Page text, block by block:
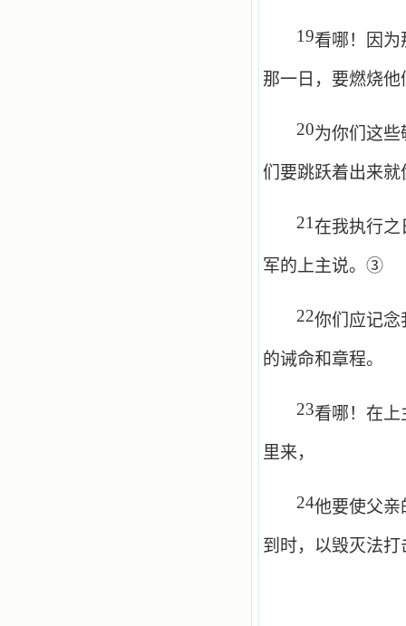
19看哪！因
那一日，要燃烧
20为你们这
们要跳跃着出来
21在我执行
军的上主说。③
22你们应记念
的诫命和章程。
23看哪！在
里来，
24他要使父亲
到时，以毁灭法